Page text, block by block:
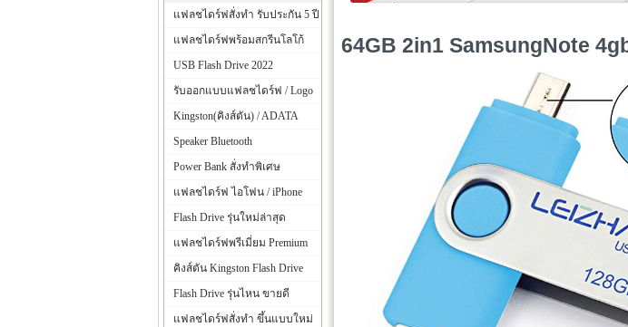
64GB 2in1 SamsungNote
แฟลชไดร์ฟสั่งทำ รับประกัน 5 ปี
แฟลชไดร์ฟพร้อมสกรีนโลโก้
USB Flash Drive 2022
รับออกแบบแฟลชไดร์ฟ / Logo
Kingston(คิงส์ตัน) / ADATA
Speaker Bluetooth
Power Bank สั่งทำพิเศษ
แฟลชไดร์ฟ ไอโฟน / iPhone
Flash Drive รุ่นใหม่ล่าสุด
แฟลชไดร์ฟพรีเมี่ยม Premium
คิงส์ตัน Kingston Flash Drive
Flash Drive รุ่นไหน ขายดี
แฟลชไดร์ฟสั่งทำ ขึ้นแบบใหม่